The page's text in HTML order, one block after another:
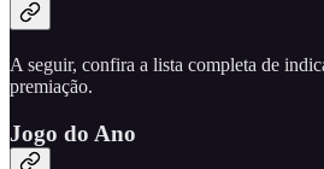
A seguir, confira a lista completa de
premiação.
Jogo do Ano